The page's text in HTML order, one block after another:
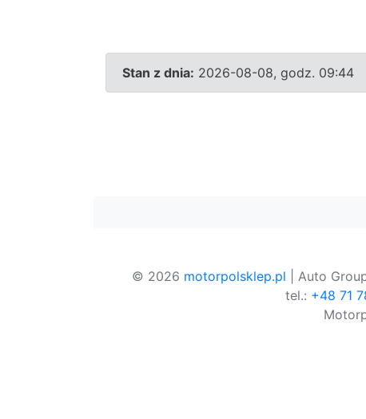
Stan z dnia: 2026-08-08, godz. 09:44
© 2026 motorpolsklep.pl | Auto
tel.: +48 71